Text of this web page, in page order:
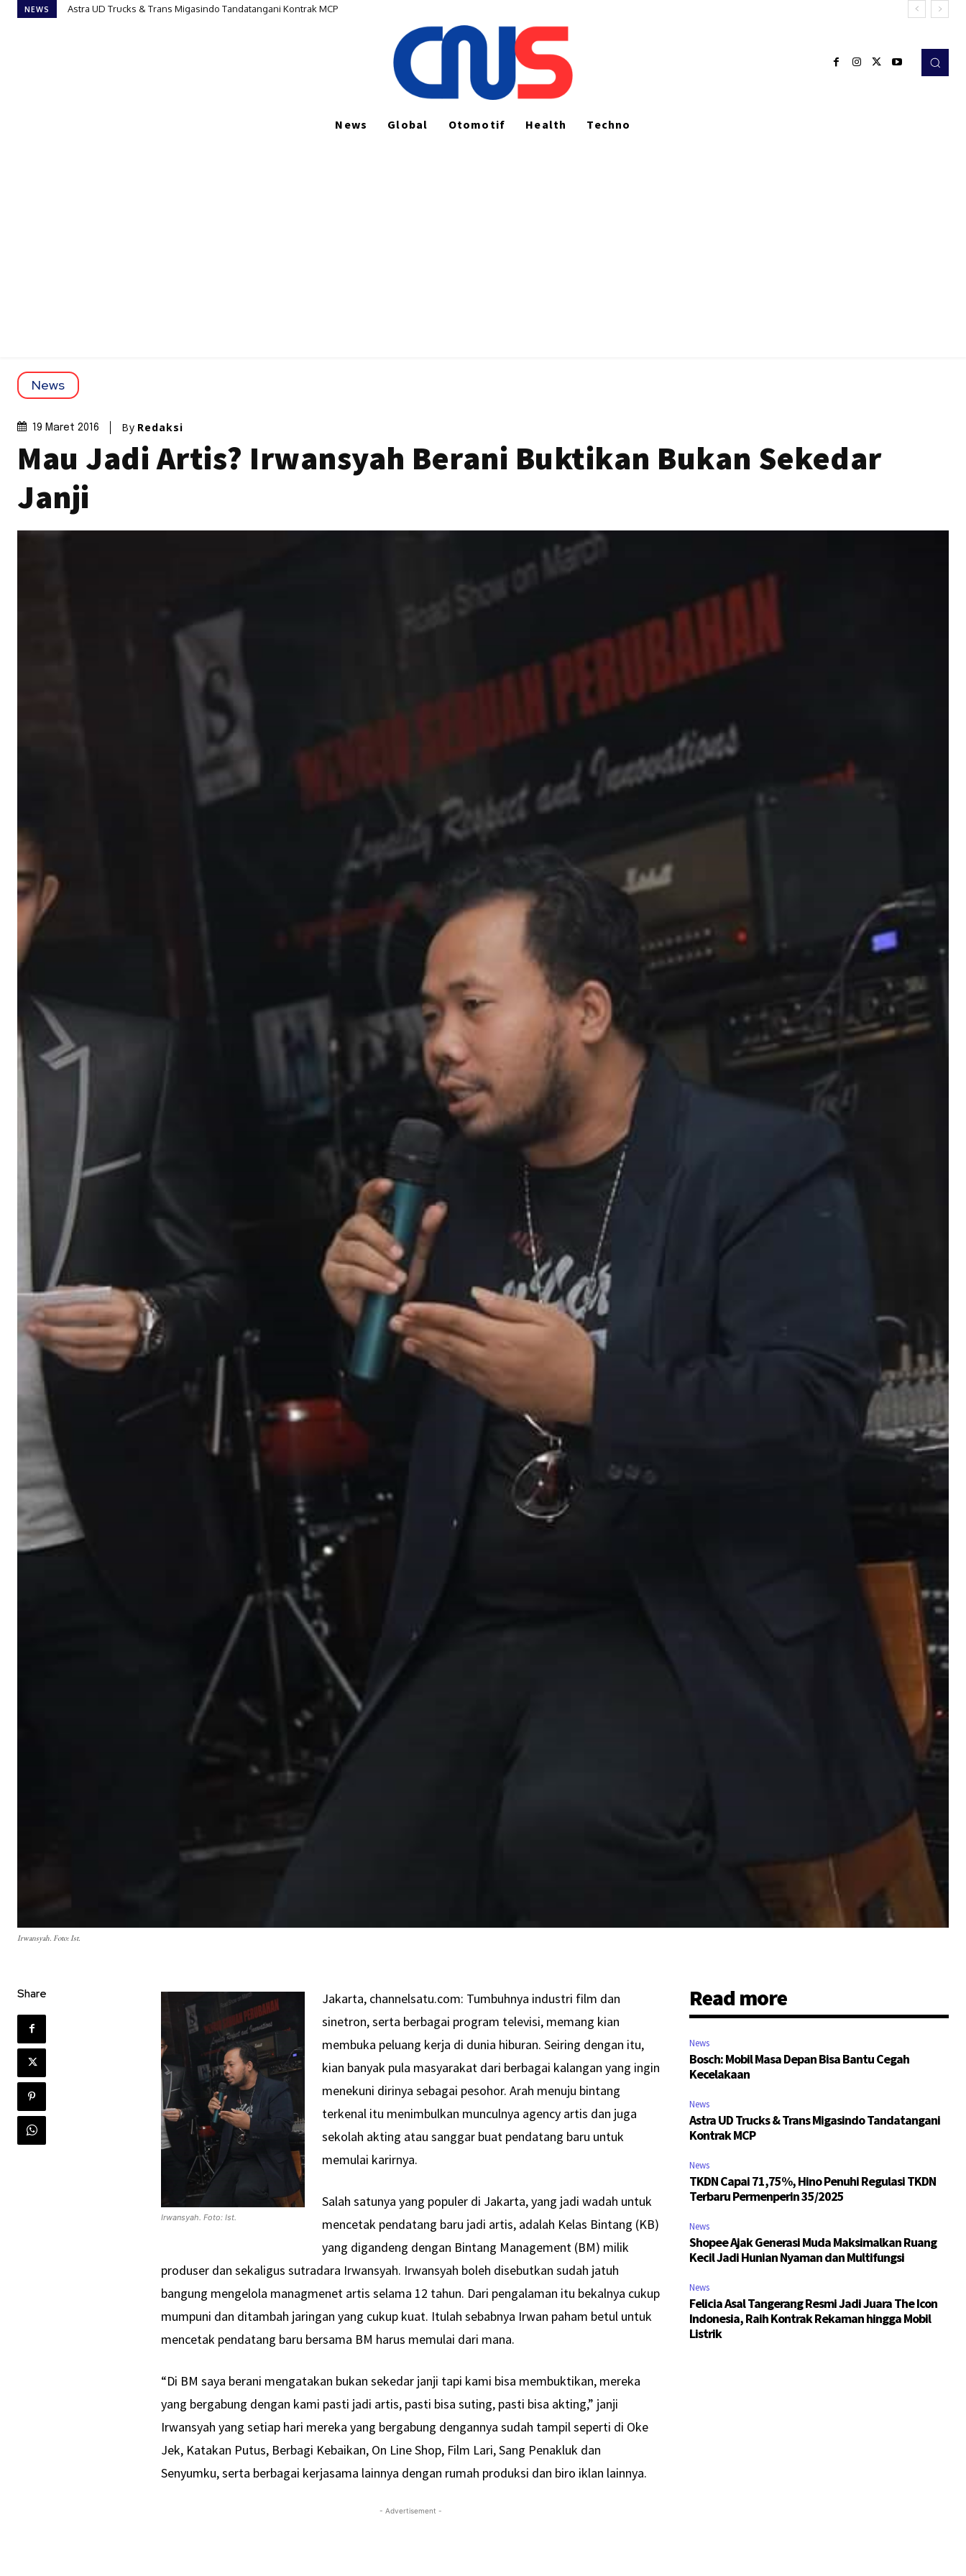
NEWS Astra UD Trucks & Trans Migasindo Tandatangani Kontrak MCP
TKDN Capai 71,75%, Hino Penuhi Regulasi TKDN Terbaru Permenperin 35/2025
News Global Otomotif Health Techno
News
19 Maret 2016 By Redaksi
Mau Jadi Artis? Irwansyah Berani Buktikan Bukan Sekedar
Janji
Irwansyah. Foto: Ist.
Share
Irwansyah. Foto: Ist.
Jakarta, channelsatu.com: Tumbuhnya industri film dan
sinetron, serta berbagai program televisi, memang kian
membuka peluang kerja di dunia hiburan. Seiring dengan itu,
kian banyak pula masyarakat dari berbagai kalangan yang ingin
menekuni dirinya sebagai pesohor. Arah menuju bintang
terkenal itu menimbulkan munculnya agency artis dan juga
sekolah akting atau sanggar buat pendatang baru untuk
memulai karirnya.
Salah satunya yang populer di Jakarta, yang jadi wadah untuk
mencetak pendatang baru jadi artis, adalah Kelas Bintang (KB)
yang digandeng dengan Bintang Management (BM) milik
produser dan sekaligus sutradara Irwansyah. Irwansyah boleh disebutkan sudah jatuh
bangung mengelola managmenet artis selama 12 tahun. Dari pengalaman itu bekalnya cukup
mumpuni dan ditambah jaringan yang cukup kuat. Itulah sebabnya Irwan paham betul untuk
mencetak pendatang baru bersama BM harus memulai dari mana.
“Di BM saya berani mengatakan bukan sekedar janji tapi kami bisa membuktikan, mereka
yang bergabung dengan kami pasti jadi artis, pasti bisa suting, pasti bisa akting,” janji
Irwansyah yang setiap hari mereka yang bergabung dengannya sudah tampil seperti di Oke
Jek, Katakan Putus, Berbagi Kebaikan, On Line Shop, Film Lari, Sang Penakluk dan
Senyumku, serta berbagai kerjasama lainnya dengan rumah produksi dan biro iklan lainnya.
- Advertisement -
Read more
News
Bosch: Mobil Masa Depan Bisa Bantu Cegah
Kecelakaan
News
Astra UD Trucks & Trans Migasindo Tandatangani
Kontrak MCP
News
TKDN Capai 71,75%, Hino Penuhi Regulasi TKDN
Terbaru Permenperin 35/2025
News
Shopee Ajak Generasi Muda Maksimalkan Ruang
Kecil Jadi Hunian Nyaman dan Multifungsi
News
Felicia Asal Tangerang Resmi Jadi Juara The Icon
Indonesia, Raih Kontrak Rekaman hingga Mobil
Listrik